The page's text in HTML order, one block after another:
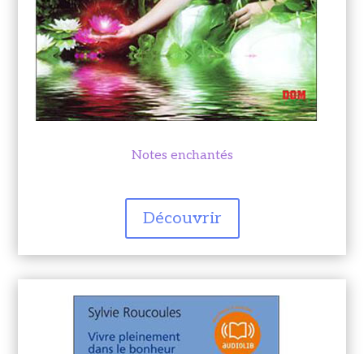
Notes enchantés
Découvrir